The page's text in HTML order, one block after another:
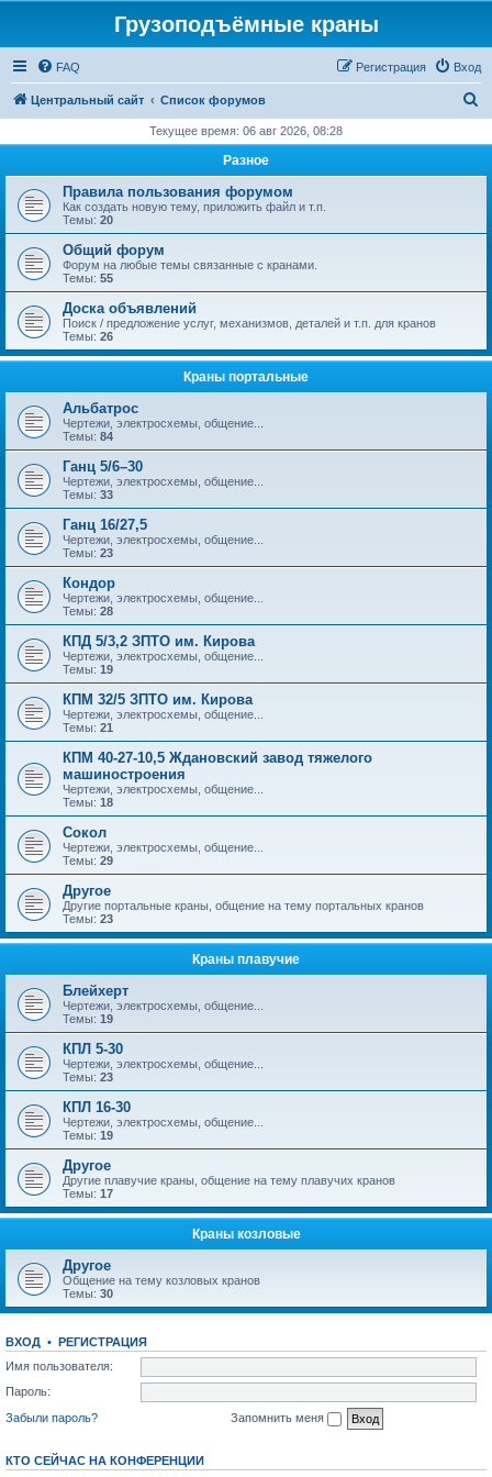
Грузоподъёмные краны
FAQ Вход
Регистрация
Центральный сайт Список форумов
с
Текущее время: 06 авг 2026, 08:28
Разное
Правила пользования форумом
Как создать новую тему, приложить файл и т.п.
Темы: 20
Общий форум
Форум на любые темы связанные с кранами.
Темы: 55
Доска объявлений
Поиск / предложение услуг, механизмов, деталей и т.п. для кранов
Темы: 26
Краны портальные
Альбатрос
Чертежи, электросхемы, общение...
Темы: 84
Ганц 5/6–30
Чертежи, электросхемы, общение...
Темы: 33
Ганц 16/27,5
Чертежи, электросхемы, общение...
Темы: 23
Кондор
Чертежи, электросхемы, общение...
Темы: 28
КПД 5/3,2 ЗПТО им. Кирова
Чертежи, электросхемы, общение...
Темы: 19
КПМ 32/5 ЗПТО им. Кирова
Чертежи, электросхемы, общение...
Темы: 21
КПМ 40-27-10,5 Ждановский завод тяжелого
машиностроения
Чертежи, электросхемы, общение...
Темы: 18
Сокол
Чертежи, электросхемы, общение...
Темы: 29
Другое
Другие портальные краны, общение на тему портальных кранов
Темы: 23
Краны плавучие
Блейхерт
Чертежи, электросхемы, общение...
Темы: 19
КПЛ 5-30
Чертежи, электросхемы, общение...
Темы: 23
КПЛ 16-30
Чертежи, электросхемы, общение...
Темы: 19
Другое
Другие плавучие краны, общение на тему плавучих кранов
Темы: 17
Краны козловые
Другое
Общение на тему козловых кранов
Темы: 30
ВХОД • РЕГИСТРАЦИЯ
Имя пользователя:
Пароль:
Забыли пароль?
Запомнить меня
КТО СЕЙЧАС НА КОНФЕРЕНЦИИ